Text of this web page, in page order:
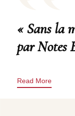
« Sans la
par Notes
Read More